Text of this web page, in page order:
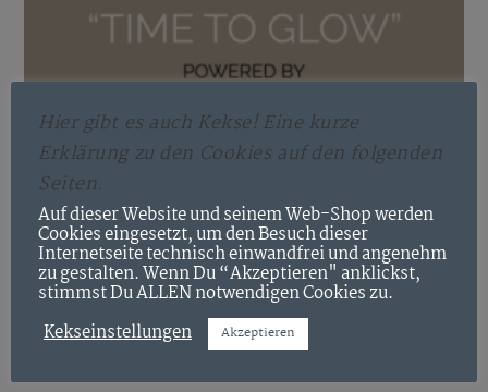
IN DEN WARENKORB
Hier gibt es auch Kekse! Eine kurze
Erklärung zu den Cookies auf den folgenden
Seiten.
Auf dieser Website und seinem Web-Shop werden
Cookies eingesetzt, um den Besuch dieser
Internetseite technisch einwandfrei und angenehm
zu gestalten. Wenn Du “Akzeptieren" anklickst,
stimmst Du ALLEN notwendigen Cookies zu.
Kekseinstellungen
Akzeptieren